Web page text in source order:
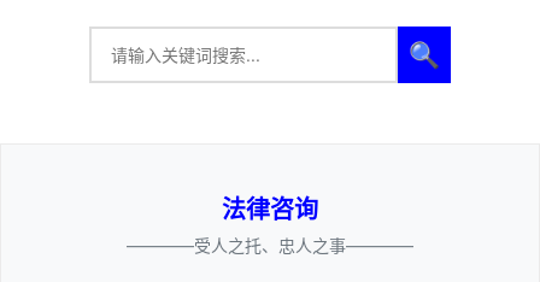
🔍
法律咨询
————受人之托、忠人之事————